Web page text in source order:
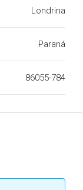
Londrina
Paraná
86055-784